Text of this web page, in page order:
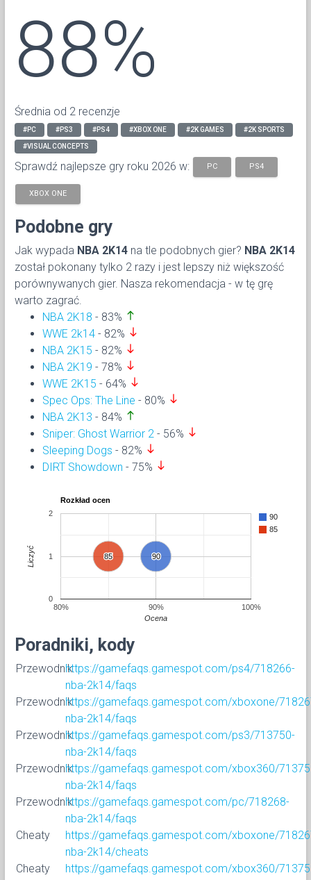
88%
Średnia od 2 recenzje
#PC #PS3 #PS4 #XBOX ONE #2K GAMES #2K SPORTS
#VISUAL CONCEPTS
Sprawdź najlepsze gry roku 2026 w: PC PS4
XBOX ONE
Podobne gry
Jak wypada NBA 2K14 na tle podobnych gier? NBA 2K14
został pokonany tylko 2 razy i jest lepszy niż większość
porównywanych gier. Nasza rekomendacja - w tę grę
warto zagrać.
NBA 2K18 - 83% north
WWE 2k14 - 82% south
NBA 2K15 - 82% south
NBA 2K19 - 78% south
WWE 2K15 - 64% south
Spec Ops: The Line - 80% south
NBA 2K13 - 84% north
Sniper: Ghost Warrior 2 - 56% south
Sleeping Dogs - 82% south
DIRT Showdown - 75% south
Rozkład ocen
90
85
90
90
85
85
80% 90% 100%
0
1
2
Ocena
Liczyć
Poradniki, kody
Przewodnikhttps://gamefaqs.gamespot.com/ps4/718266-
nba-2k14/faqs
Przewodnikhttps://gamefaqs.gamespot.com/xboxone/
nba-2k14/faqs
Przewodnikhttps://gamefaqs.gamespot.com/ps3/713750-
nba-2k14/faqs
Przewodnikhttps://gamefaqs.gamespot.com/xbox360/
nba-2k14/faqs
Przewodnikhttps://gamefaqs.gamespot.com/pc/718268-
nba-2k14/faqs
Cheaty
https://gamefaqs.gamespot.com/xboxone/
nba-2k14/cheats
Cheaty
https://gamefaqs.gamespot.com/xbox360/